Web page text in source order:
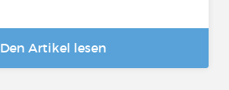
Den Artikel lesen